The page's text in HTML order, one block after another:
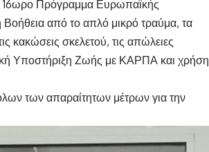
16ωρο Πρόγραμμα Ευρωπαϊκής
από το απλό μικρό τραύμα, τα
κακώσεις σκελετού, τις απώλειες
Υποστήριξη Ζωής με ΚΑΡΠΑ και χρήση
των απαραίτητων μέτρων για την